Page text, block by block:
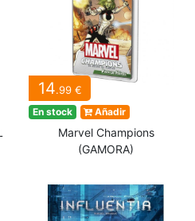
14.99 €
En stock Añadir
Marvel Champions
(GAMORA)